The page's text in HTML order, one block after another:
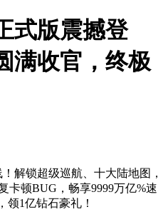
式版震撼登
满收官，终极
解锁超级巡航、十大陆地图，
卡顿BUG，畅享9999万亿%速
领1亿钻石豪礼！